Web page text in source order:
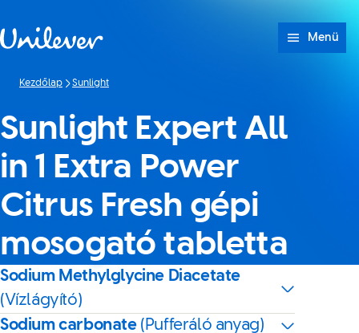
Menü
Kezdőlap Sunlight
Sunlight Expert All
in 1 Extra Power
Citrus Fresh gépi
mosogató tabletta
Sodium Methylglycine Diacetate
(Vízlágyító)
Sodium carbonate (Pufferáló anyag)